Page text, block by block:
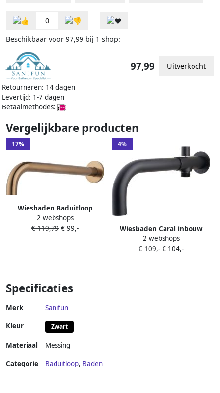
0
Beschikbaar voor 97,99 bij 1 shop:
Retourneren: 14 dagen
Levertijd: 1-7 dagen
Betaalmethodes:
97,99 Uitverkocht
Vergelijkbare producten
17%
Wiesbaden Baduitloop
Inbouw Caral Rond 30 Cm 1 2
Geborsteld Brons Koper
2 webshops
€ 119,79 € 99,-
4%
Wiesbaden Caral inbouw
uitloop met omstelknop 23
cm messing zwart mat
2 webshops
€ 109,- € 104,-
Specificaties
Merk Sanifun
Kleur Zwart
Materiaal Messing
Categorie Baduitloop, Baden